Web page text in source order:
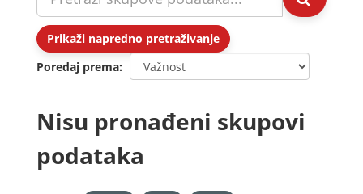
Prikaži napredno pretraživanje
Poredaj prema
Nisu pronađeni skupovi
podataka